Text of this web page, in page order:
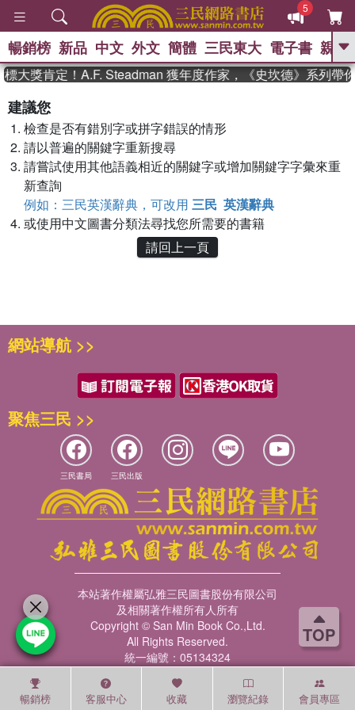
TOP
5
GO
史是一群喵 、
獎 臺灣漫遊錄
登輝時代 、 數學女孩：黎曼猜想 、
暢銷榜 新品 中文 外文 簡體 三民東大 電子書 親子
大獎肯定！A.F. Steadman 獲年度作家，《史坎德》系列帶
建議您
檢查是否有錯別字或拼字錯誤的情形
請以普遍的關鍵字重新搜尋
請嘗試使用其他語義相近的關鍵字或增加關鍵字字彙來重
新查詢
例如：三民英漢辭典，可改用 三民 英漢辭典
或使用中文圖書分類法尋找您所需要的書籍
請回上一頁
暢銷榜 客服中心 收藏 瀏覽紀錄 會員專區
網站導航 >>
聚焦三民 >>
三民書局 三民出版
本站著作權屬弘雅三民圖書股份有限公司
及相關著作權所有人所有
Copyright © San Min Book Co.,Ltd.
All Rights Reserved.
統一編號：05134324